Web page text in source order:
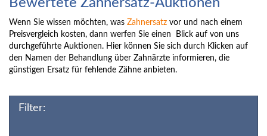
Bewertete Zahnersatz-Auktionen
Wenn Sie wissen möchten, was Zahnersatz vor und nach einem
Preisvergleich kosten, dann werfen Sie einen Blick auf von uns
durchgeführte Auktionen. Hier können Sie sich durch Klicken auf
den Namen der Behandlung über Zahnärzte informieren, die
günstigen Ersatz für fehlende Zähne anbieten.
Filter: